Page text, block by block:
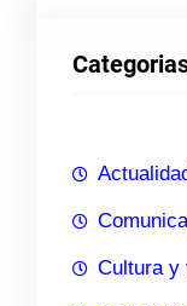
a
Cultura y